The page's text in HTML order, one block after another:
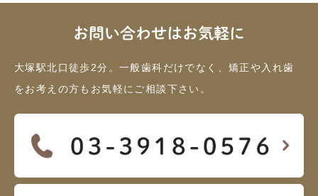
お問い合わせはお気軽に
大塚駅北口徒歩2分。一般歯科だけでなく、矯正や入れ歯
をお考えの方もお気軽にご相談下さい。